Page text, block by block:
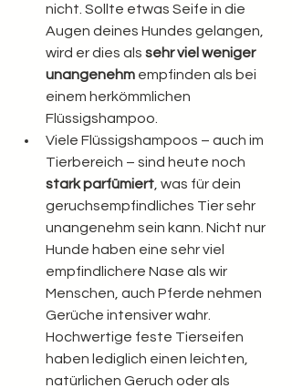
nicht. Sollte etwas Seife in die
Augen deines Hundes gelangen,
wird er dies als sehr viel weniger
unangenehm empfinden als bei
einem herkömmlichen
Flüssigshampoo.
Viele Flüssigshampoos – auch im
Tierbereich – sind heute noch
stark parfümiert , was für dein
geruchsempfindliches Tier sehr
unangenehm sein kann. Nicht nur
Hunde haben eine sehr viel
empfindlichere Nase als wir
Menschen, auch Pferde nehmen
Gerüche intensiver wahr.
Hochwertige feste Tierseifen
haben lediglich einen leichten,
natürlichen Geruch oder als